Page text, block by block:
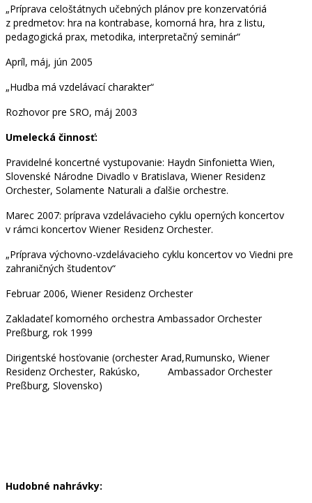
„Príprava celoštátnych učebných plánov pre konzervatóriá
z predmetov: hra na kontrabase, komorná hra, hra z listu,
pedagogická prax, metodika, interpretačný seminár“
Apríl, máj, jún 2005
„Hudba má vzdelávací charakter“
Rozhovor pre SRO, máj 2003
Umelecká činnosť:
Pravidelné koncertné vystupovanie: Haydn Sinfonietta Wien,
Slovenské Národne Divadlo v Bratislava, Wiener Residenz
Orchester, Solamente Naturali a ďalšie orchestre.
Marec 2007: príprava vzdelávacieho cyklu operných koncertov
v rámci koncertov Wiener Residenz Orchester.
„Príprava výchovno-vzdelávacieho cyklu koncertov vo Viedni pre
zahraničných študentov“
Februar 2006, Wiener Residenz Orchester
Zakladateľ komorného orchestra Ambassador Orchester
Preßburg, rok 1999
Dirigentské hosťovanie (orchester Arad,Rumunsko, Wiener
Residenz Orchester, Rakúsko, Ambassador Orchester
Preßburg, Slovensko)
Hudobné nahrávky: